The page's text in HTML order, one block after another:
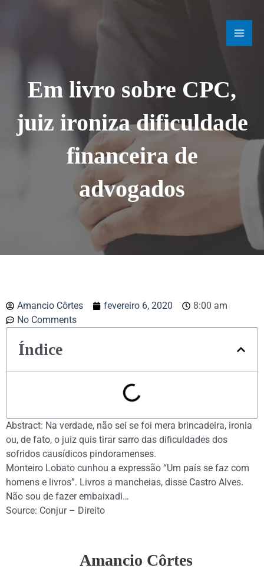
Em livro sobre CPC,
juiz ironiza dificuldade
financeira de
advogados
Amancio Côrtes fevereiro 6, 2020
8:00 am
No Comments
Índice
Abstract: Na verdade, não sei se foi mera brincadeira, ironia
ou, de fato, o juiz quis tirar sarro das dificuldades dos
sofridos causídicos pindoramenses.
Monteiro Lobato cunhou a expressão “Um país se faz com
homens e livros”. Livros a mancheias, disse Castro Alves.
Não sou de fazer embaixadi…
Source: Conjur – Direito
Amancio Côrtes